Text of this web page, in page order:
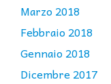
Marzo 2018
Febbraio 2018
Gennaio 2018
Dicembre 2017